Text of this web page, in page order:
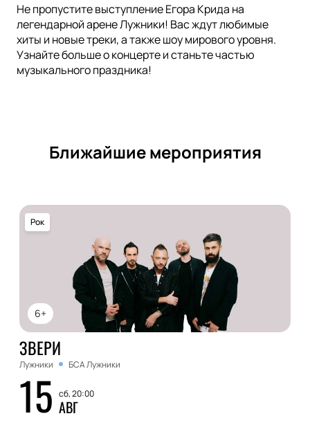
Не пропустите выступление Егора Крида на
легендарной арене Лужники! Вас ждут любимые
хиты и новые треки, а также шоу мирового уровня.
Узнайте больше о концерте и станьте частью
музыкального праздника!
Ближайшие мероприятия
6+
Рок
ЗВЕРИ
Лужники БСА Лужники
15 сб, 20:00
АВГ